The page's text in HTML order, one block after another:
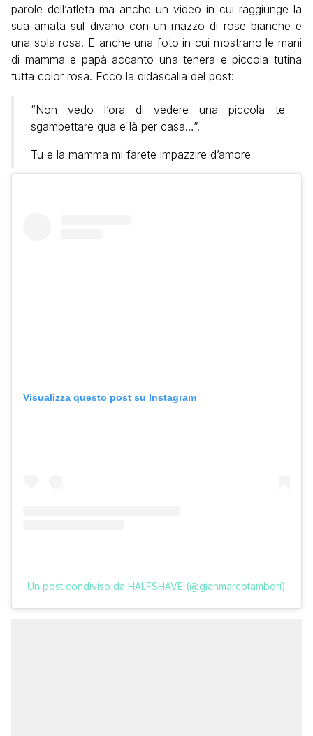
parole dell’atleta ma anche un video in cui raggiunge la
sua amata sul divano con un mazzo di rose bianche e
una sola rosa. E anche una foto in cui mostrano le mani
di mamma e papà accanto una tenera e piccola tutina
tutta color rosa. Ecco la didascalia del post:
“Non vedo l’ora di vedere una piccola te
sgambettare qua e là per casa…”.
Tu e la mamma mi farete impazzire d’amore
Visualizza questo post su Instagram
Un post condiviso da HALFSHAVE (@gianmarcotamberi)